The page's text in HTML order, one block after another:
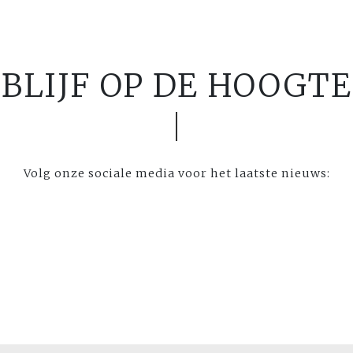
BLIJF OP DE HOOGTE
Volg onze sociale media voor het laatste nieuws: